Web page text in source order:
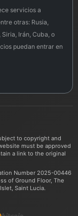
servicios a
otras: Rusia,
Irán, Cuba, o
puedan entrar en
to copyright and
must be approved
a link to the original
Number 2025-00446
of Ground Floor, The
Saint Lucia.